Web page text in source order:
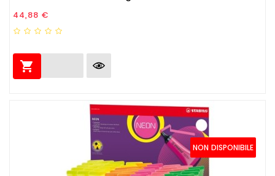
Prezzo
44,88 €

NON DISPONIBILE